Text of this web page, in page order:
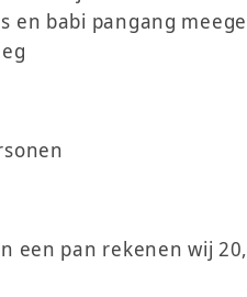
en babi pangang
een pan rekenen wij